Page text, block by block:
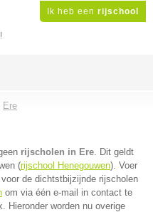
Ik heb een rijschool
Ere
rijscholen in Ere. Dit geldt
(rijschool Henegouwen). Voer
de dichtstbijzijnde rijscholen
om via één e-mail in contact te
Hieronder worden nu overige